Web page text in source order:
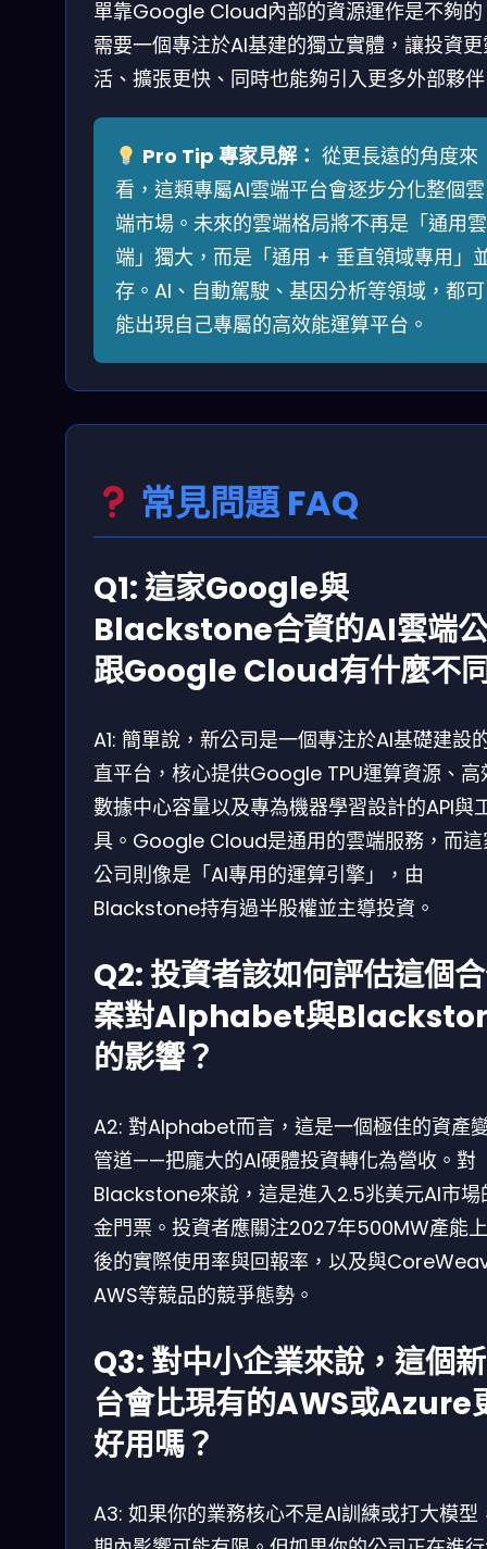
單靠Google Cloud內部的資源運作是不夠的
需要一個專注於AI基建的獨立實體，讓投資
活、擴張更快、同時也能夠引入更多外部夥
Pro Tip 專家見解： 從更長遠的角度來
看，這類專屬AI雲端平台會逐步分化整個雲
端市場。未來的雲端格局將不再是「通用雲
端」獨大，而是「通用 + 垂直領域專用」
存。AI、自動駕駛、基因分析等領域，都可
能出現自己專屬的高效能運算平台。
常見問題 FAQ
Q1: 這家Google與
Blackstone合資的AI雲端
跟Google Cloud有什麼不
A1: 簡單說，新公司是一個專注於AI基礎建設
直平台，核心提供Google TPU運算資源、高
數據中心容量以及專為機器學習設計的API與
具。Google Cloud是通用的雲端服務，而這
公司則像是「AI專用的運算引擎」，由
Blackstone持有過半股權並主導投資。
Q2: 投資者該如何評估這個
案對Alphabet與
的影響？
A2: 對Alphabet而言，這是一個極佳的資產
管道——把龐大的AI硬體投資轉化為營收。對
Blackstone來說，這是進入2.5兆美元AI市場
金門票。投資者應關注2027年500MW產能
後的實際使用率與回報率，以及與
AWS等競品的競爭態勢。
Q3: 對中小企業來說，這個
台會比現有的AWS或Azure
好用嗎？
A3: 如果你的業務核心不是AI訓練或打大模型